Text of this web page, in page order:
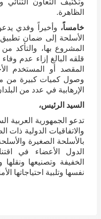
وتكثيف التعاون
الظاهرة.
خامساً، وأخيراً وفدي
الأسلحة إلى ضمان تطبيق
المشروع بها، والتأكد
قلقه البالغ إزاء عدم وفاء
المقصد أو المستخدم
وصول كميات كبيرة من
الإرهابية في عدد من
السيد الرئيس،
تدعو الجمهورية العربية
والاتفاقيات الدولية ذات
بالأسلحة الصغيرة
الدول الأعضاء في
الخفيفة وتصنيعها
نفسها وتلبية احتياجاتها